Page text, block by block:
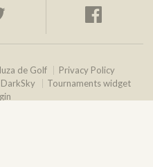
de Golf
Privacy Policy
Tournaments widget